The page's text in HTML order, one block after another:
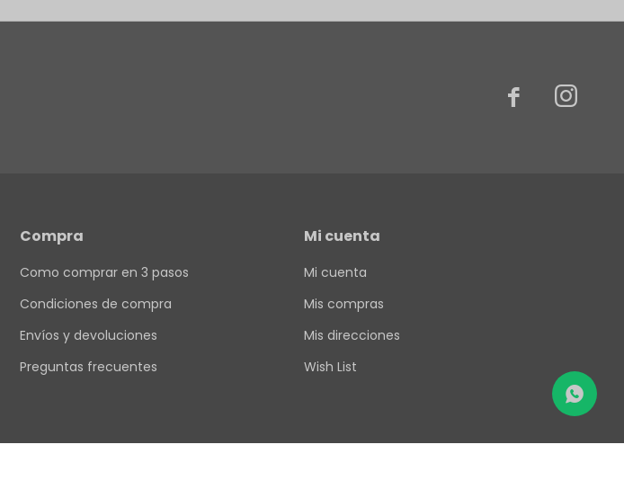
 
Compra
Como comprar en 3 pasos
Condiciones de compra
Envíos y devoluciones
Preguntas frecuentes
Mi cuenta
Mi cuenta
Mis compras
Mis direcciones
Wish List